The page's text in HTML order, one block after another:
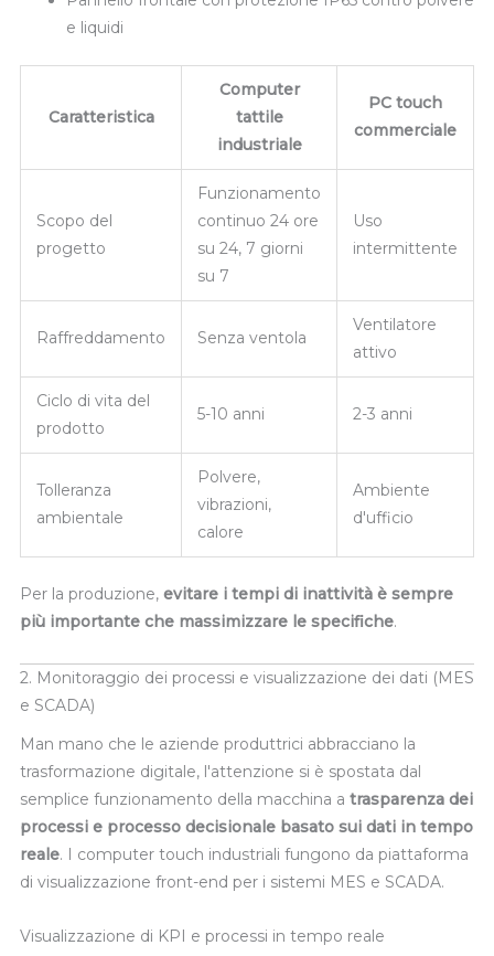
e liquidi
Caratteristica
Computer
tattile
industriale
PC touch
commerciale
Scopo del
progetto
Funzionamento
continuo 24 ore
su 24, 7 giorni
su 7
Uso
intermittente
Raffreddamento Senza ventola
Ventilatore
attivo
Ciclo di vita del
prodotto
5-10 anni 2-3 anni
Tolleranza
ambientale
Polvere,
vibrazioni,
calore
Ambiente
d'ufficio
Per la produzione, evitare i tempi di inattività è sempre
più importante che massimizzare le specifiche.
2. Monitoraggio dei processi e visualizzazione dei dati (MES
e SCADA)
Man mano che le aziende produttrici abbracciano la
trasformazione digitale, l'attenzione si è spostata dal
semplice funzionamento della macchina a trasparenza dei
processi e processo decisionale basato sui dati in tempo
reale. I computer touch industriali fungono da piattaforma
di visualizzazione front-end per i sistemi MES e SCADA.
Visualizzazione di KPI e processi in tempo reale